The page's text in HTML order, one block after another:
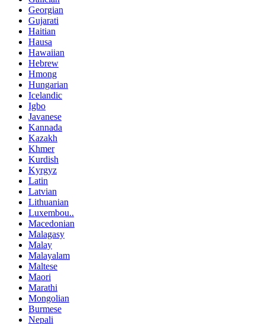
Georgian
Gujarati
Haitian
Hausa
Hawaiian
Hebrew
Hmong
Hungarian
Icelandic
Igbo
Javanese
Kannada
Kazakh
Khmer
Kurdish
Kyrgyz
Latin
Latvian
Lithuanian
Luxembou..
Macedonian
Malagasy
Malay
Malayalam
Maltese
Maori
Marathi
Mongolian
Burmese
Nepali